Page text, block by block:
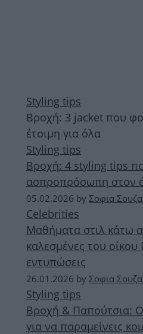
Styling tips
Βροχή: 3 jacket που
έτοιμη για όλα
Styling tips
Βροχή: 4 styling tips
ασπροπρόσωπη στον
05.02.2026 by Σοφια Σουζα
Celebrities
Μαθήματα στιλ κάτω
καλεσμένες του οίκου
εντυπώσεις
26.01.2026 by Σοφια Σουζα
Styling tips
Βροχή & Παπούτσια:
για να παραμείνεις